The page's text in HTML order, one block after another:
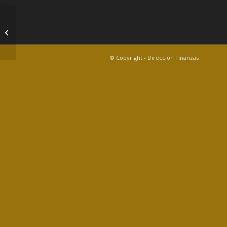
© Copyright - Direccion Finanzas